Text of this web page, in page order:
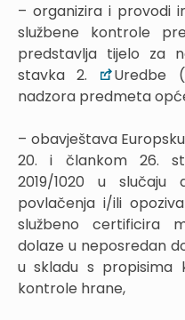
– organizira i provodi
službene kontrole
predstavlja tijelo za
stavka 2.
Uredbe
nadzora predmeta
– obavještava
20. i člankom 26.
2019/1020 u slučaju
povlačenja i/ili
službeno certificira
dolaze u neposredan
u skladu s propisima
kontrole hrane,